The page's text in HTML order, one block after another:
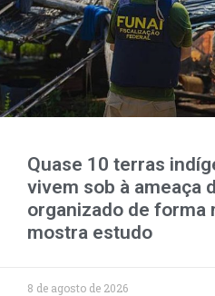
Quase 10 terras
vivem sob à ameaça
organizado de forma
mostra estudo
8 de agosto de 2026